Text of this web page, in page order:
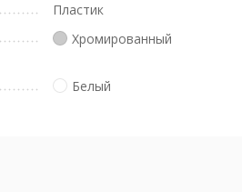
Пластик
Хромированный
Белый